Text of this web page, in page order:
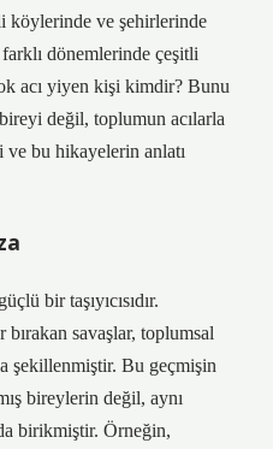
köylerinde ve şehirlerinde
farklı dönemlerinde çeşitli
acı yiyen kişi kimdir? Bunu
değil, toplumun acılarla
bu hikayelerin anlatı
bir taşıyıcısıdır.
savaşlar, toplumsal
şekillenmiştir. Bu geçmişin
bireylerin değil, aynı
birikmiştir. Örneğin,